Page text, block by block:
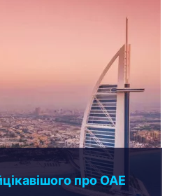
про ОАЕ